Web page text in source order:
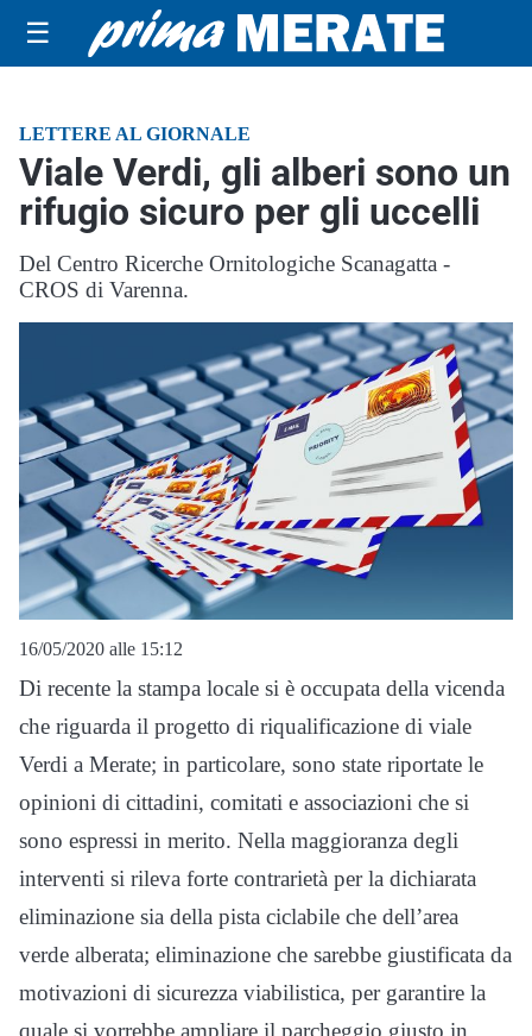
☰
LETTERE AL GIORNALE
Viale Verdi, gli alberi sono un
rifugio sicuro per gli uccelli
Del Centro Ricerche Ornitologiche Scanagatta -
CROS di Varenna.
16/05/2020 alle 15:12
Di recente la stampa locale si è occupata della vicenda
che riguarda il progetto di riqualificazione di viale
Verdi a Merate; in particolare, sono state riportate le
opinioni di cittadini, comitati e associazioni che si
sono espressi in merito. Nella maggioranza degli
interventi si rileva forte contrarietà per la dichiarata
eliminazione sia della pista ciclabile che dell’area
verde alberata; eliminazione che sarebbe giustificata da
motivazioni di sicurezza viabilistica, per garantire la
quale si vorrebbe ampliare il parcheggio giusto in